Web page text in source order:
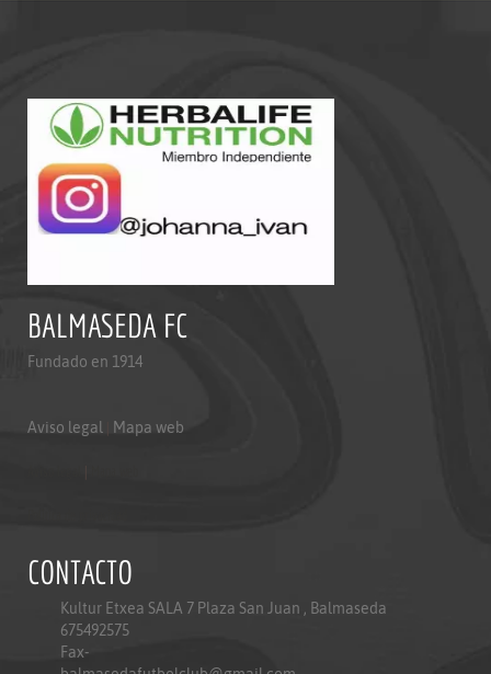
BALMASEDA FC
Fundado en 1914
Aviso legal Mapa web
CONTACTO
Kultur Etxea SALA 7 Plaza San Juan , Balmaseda
675492575
Fax-